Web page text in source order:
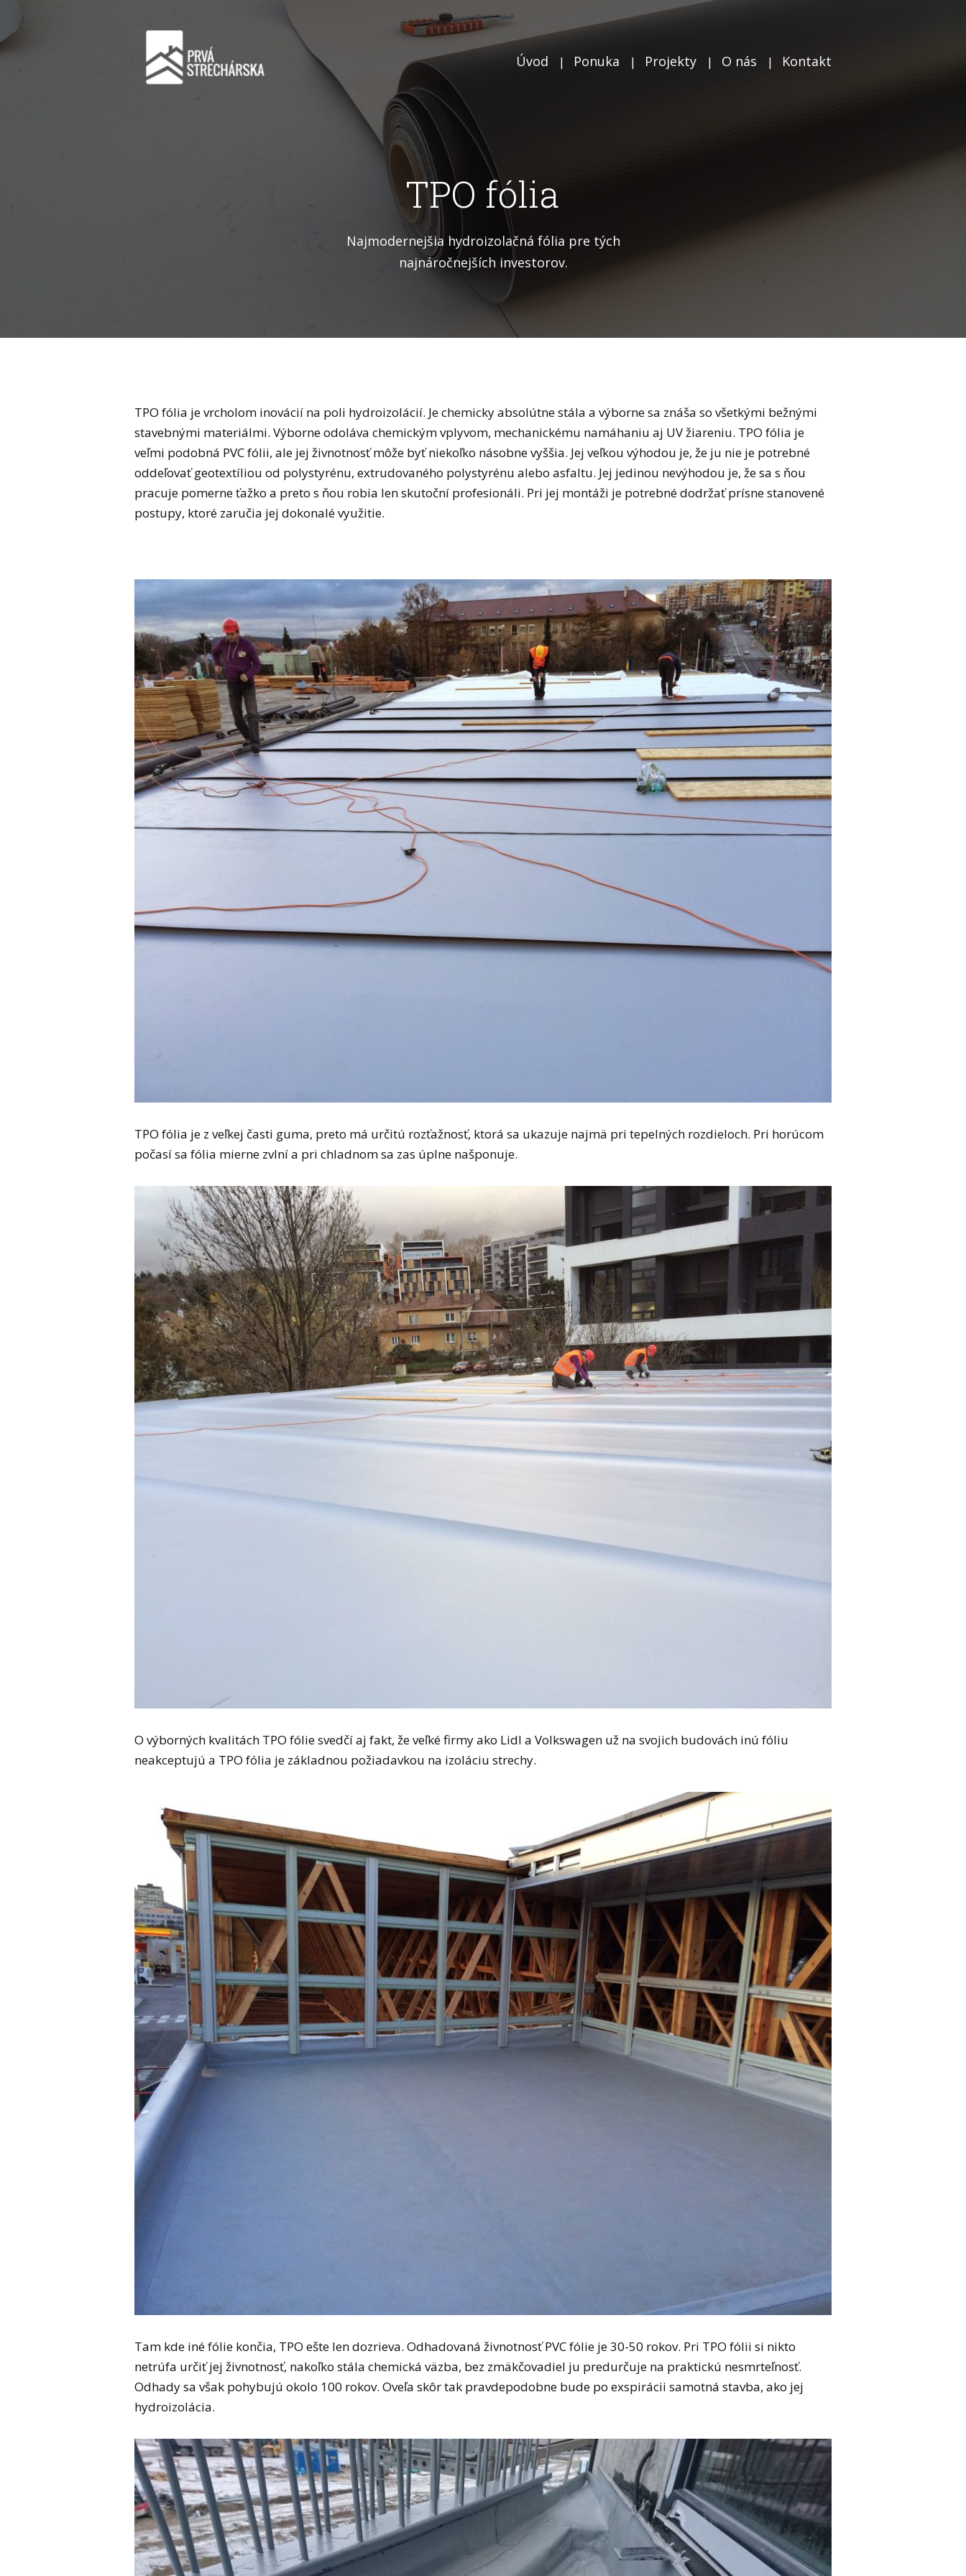
Úvod Ponuka Projekty O nás Kontakt
TPO fólia
Najmodernejšia hydroizolačná fólia pre tých
najnáročnejších investorov.
TPO fólia je vrcholom inovácií na poli hydroizolácií. Je chemicky absolútne stála a výborne sa znáša so všetkými bežnými
stavebnými materiálmi. Výborne odoláva chemickým vplyvom, mechanickému namáhaniu aj UV žiareniu. TPO fólia je
veľmi podobná PVC fólii, ale jej živnotnosť môže byť niekoľko násobne vyššia. Jej veľkou výhodou je, že ju nie je potrebné
oddeľovať geotextíliou od polystyrénu, extrudovaného polystyrénu alebo asfaltu. Jej jedinou nevýhodou je, že sa s ňou
pracuje pomerne ťažko a preto s ňou robia len skutoční profesionáli. Pri jej montáži je potrebné dodržať prísne stanovené
postupy, ktoré zaručia jej dokonalé využitie.
TPO fólia je z veľkej časti guma, preto má určitú rozťažnosť, ktorá sa ukazuje najmä pri tepelných rozdieloch. Pri horúcom
počasí sa fólia mierne zvlní a pri chladnom sa zas úplne našponuje.
O výborných kvalitách TPO fólie svedčí aj fakt, že veľké firmy ako Lidl a Volkswagen už na svojich budovách inú fóliu
neakceptujú a TPO fólia je základnou požiadavkou na izoláciu strechy.
Tam kde iné fólie končia, TPO ešte len dozrieva. Odhadovaná živnotnosť PVC fólie je 30-50 rokov. Pri TPO fólii si nikto
netrúfa určiť jej živnotnosť, nakoľko stála chemická väzba, bez zmäkčovadiel ju predurčuje na praktickú nesmrteľnosť.
Odhady sa však pohybujú okolo 100 rokov. Oveľa skôr tak pravdepodobne bude po exspirácii samotná stavba, ako jej
hydroizolácia.